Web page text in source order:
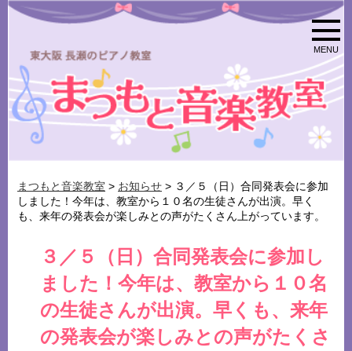
MENU
まつもと音楽教室 > お知らせ > ３／５（日）合同発表会に参加
しました！今年は、教室から１０名の生徒さんが出演。早く
も、来年の発表会が楽しみとの声がたくさん上がっています。
３／５（日）合同発表会に参加し
ました！今年は、教室から１０名
の生徒さんが出演。早くも、来年
の発表会が楽しみとの声がたくさ